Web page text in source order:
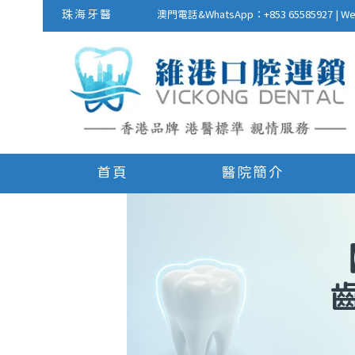
珠海牙醫 澳門電話&WhatsApp：+853 65585927 |
首頁 醫院簡介